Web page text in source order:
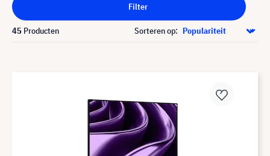
Filter
45 Producten Sorteren op: